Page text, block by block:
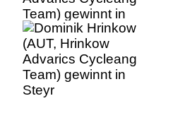
Team) gewinnt in
Steyr